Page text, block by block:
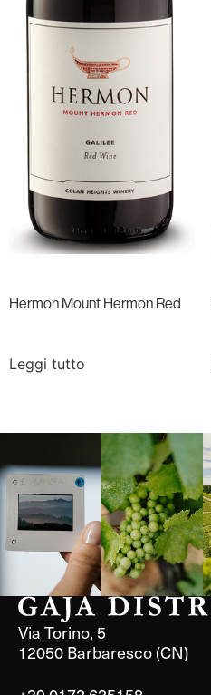
Hermon Mount Hermon Red
Leggi tutto
Langa, 1977 Borgogna,
Francia
Via Torino, 5
12050 Barbaresco (CN)